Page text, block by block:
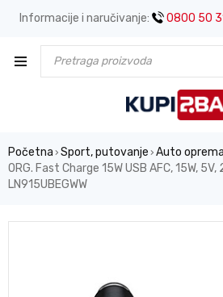
Informacije i naručivanje: 0800 50
Početna › Sport, putovanje › Auto oprema
ORG. Fast Charge 15W USB AFC, 15W,
LN915UBEGWW